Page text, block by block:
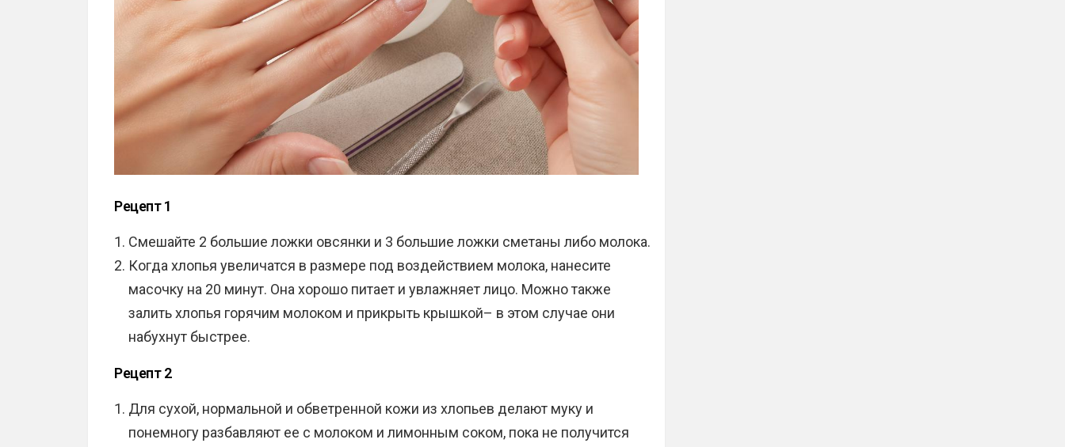
Рецепт 1
Смешайте 2 большие ложки овсянки и 3 большие ложки сметаны либо молока.
Когда хлопья увеличатся в размере под воздействием молока, нанесите
масочку на 20 минут. Она хорошо питает и увлажняет лицо. Можно также
залить хлопья горячим молоком и прикрыть крышкой– в этом случае они
набухнут быстрее.
Рецепт 2
Для сухой, нормальной и обветренной кожи из хлопьев делают муку и
понемногу разбавляют ее с молоком и лимонным соком, пока не получится